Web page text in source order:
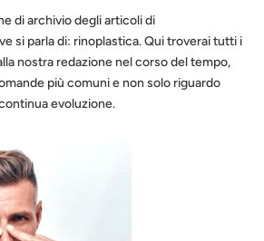
di archivio degli articoli di
si parla di: rinoplastica. Qui troverai tutti i
nostra redazione nel corso del tempo,
più comuni e non solo riguardo
evoluzione.